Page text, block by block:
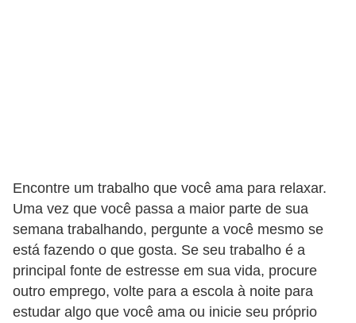
Encontre um trabalho que você ama para relaxar.
Uma vez que você passa a maior parte de sua
semana trabalhando, pergunte a você mesmo se
está fazendo o que gosta. Se seu trabalho é a
principal fonte de estresse em sua vida, procure
outro emprego, volte para a escola à noite para
estudar algo que você ama ou inicie seu próprio
c
u
l
i
n
o